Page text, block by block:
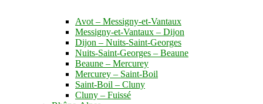
Avot – Messigny-et-Vantaux
Messigny-et-Vantaux – Dijon
Dijon – Nuits-Saint-Georges
Nuits-Saint-Georges – Beaune
Beaune – Mercurey
Mercurey – Saint-Boil
Saint-Boil – Cluny
Cluny – Fuissé